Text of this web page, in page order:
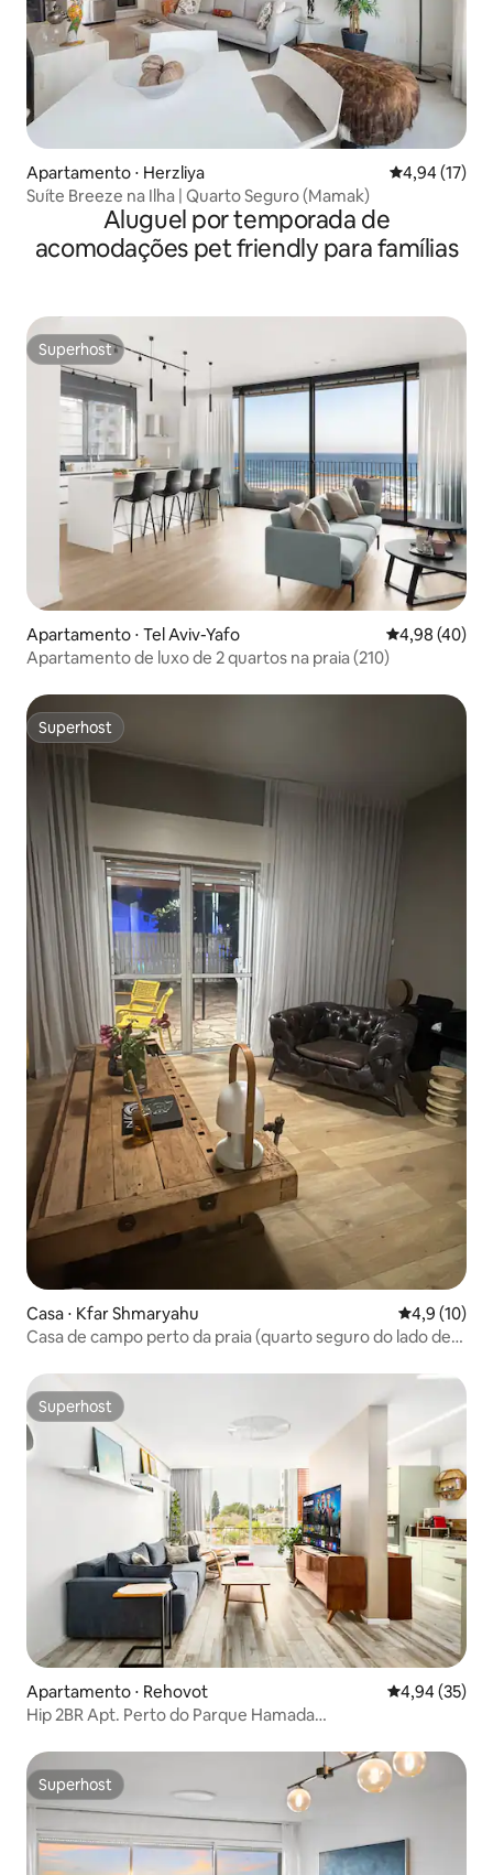
Apartamento ⋅ Herzliya 4,94 de uma
4,94 (17)
Suíte Breeze na Ilha | Quarto Seguro (Mamak)
Aluguel por temporada de
acomodações pet friendly para famílias
Superhost
Superhost
Apartamento ⋅ Tel Aviv-Yafo 4,98 de uma
4,98 (40)
Apartamento de luxo de 2 quartos na praia (210)
Superhost
Superhost
Casa ⋅ Kfar Shmaryahu 4,9 de uma
4,9 (10)
Casa de campo perto da praia (quarto seguro do lado de
Superhost
Superhost
Apartamento ⋅ Rehovot 4,94 de uma
4,94 (35)
Hip 2BR Apt. Perto do Parque Hamada
Superhost
Superhost